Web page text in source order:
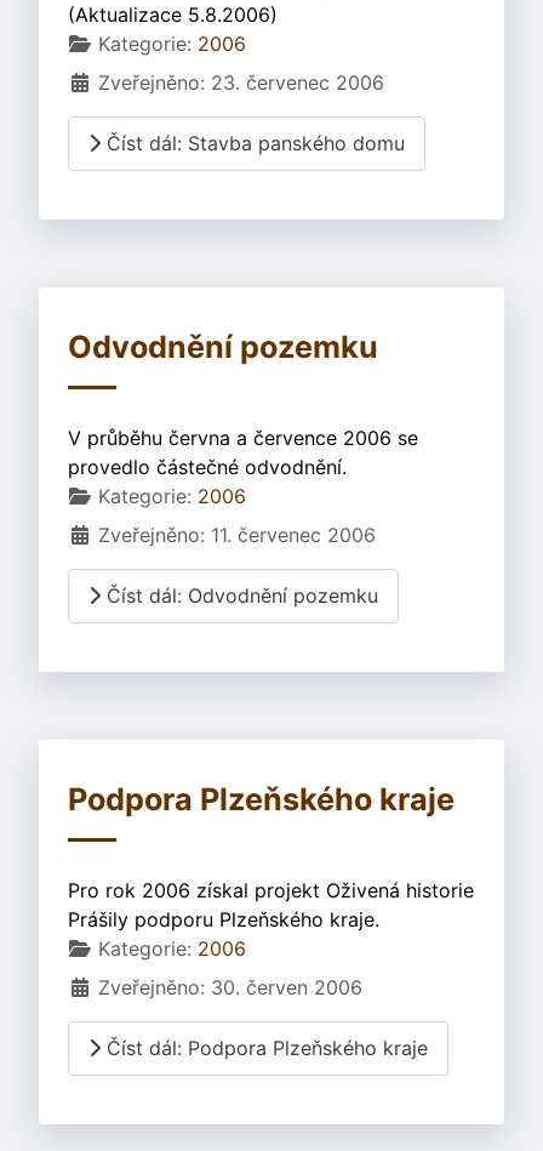
(Aktualizace 5.8.2006)
Základní údaje
Kategorie: 2006
Zveřejněno: 23. červenec 2006
Číst dál: Stavba panského domu
Odvodnění pozemku
V průběhu června a července 2006 se
provedlo částečné odvodnění.
Základní údaje
Kategorie: 2006
Zveřejněno: 11. červenec 2006
Číst dál: Odvodnění pozemku
Podpora Plzeňského kraje
Pro rok 2006 získal projekt Oživená historie
Prášily podporu Plzeňského kraje.
Základní údaje
Kategorie: 2006
Zveřejněno: 30. červen 2006
Číst dál: Podpora Plzeňského kraje